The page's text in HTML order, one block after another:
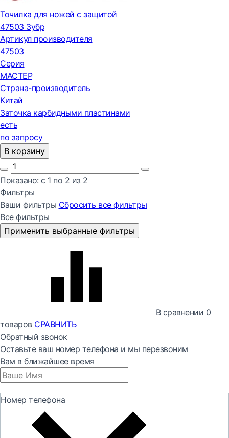
Точилка для ножей с защитой
47503 Зубр
Артикул производителя
47503
Серия
МАСТЕР
Страна-производитель
Китай
Заточка карбидными пластинами
есть
по запросу
В корзину
Показано: с 1 по 2 из 2
Фильтры
Ваши фильтры Сбросить все фильтры
Все фильтры
Применить выбранные фильтры
В сравнении 0
товаров СРАВНИТЬ
Обратный звонок
Оставьте ваш номер телефона и мы перезвоним
Вам в ближайшее время
Номер телефона